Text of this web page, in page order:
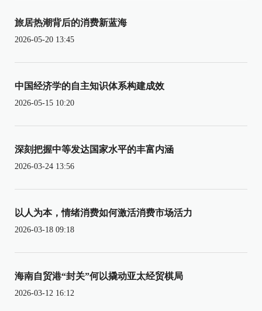
旅居热潮背后的消费新蓝海
2026-05-20 13:45
中国经济学的自主知识体系构建成效
2026-05-15 10:20
深刻把握中等发达国家水平的丰富内涵
2026-03-24 13:56
以人为本，情绪消费如何激活消费市场活力
2026-03-18 09:18
海南自贸港“封关”何以撬动亚太经贸棋局
2026-03-12 16:12